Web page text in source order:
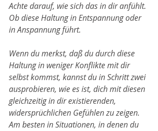
Achte darauf, wie sich das in dir anfühlt.
Ob diese Haltung in Entspannung oder
in Anspannung führt.
Wenn du merkst, daß du durch diese
Haltung in weniger Konflikte mit dir
selbst kommst, kannst du in Schritt zwei
ausprobieren, wie es ist, dich mit diesen
gleichzeitig in dir existierenden,
widersprüchlichen Gefühlen zu zeigen.
Am besten in Situationen, in denen du